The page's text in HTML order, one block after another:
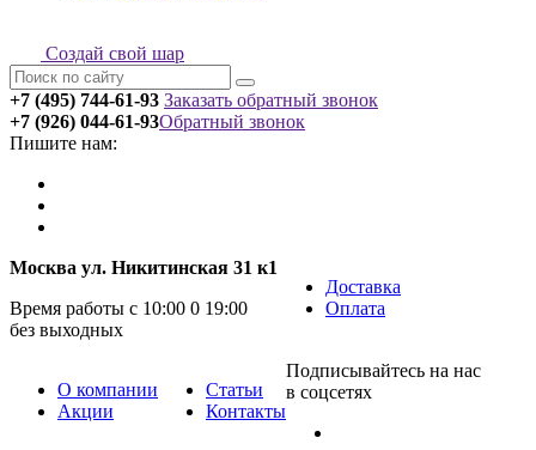
Создай свой шар
+7 (495) 744-61-93 Заказать обратный звонок
+7 (926) 044-61-93
Пишите нам:
Обратный звонок
Москва ул. Никитинская 31 к1
Время работы с 10:00 0 19:00
без выходных
Доставка
Оплата
О компании
Акции
Статьи
Контакты
Подписывайтесь на нас
в соцсетях